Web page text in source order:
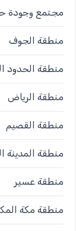
مجتمع وجودة
منطقة الجوف
منطقة الحدود
منطقة الرياض
منطقة القصيم
منطقة المدينة
منطقة عسير
منطقة مكة